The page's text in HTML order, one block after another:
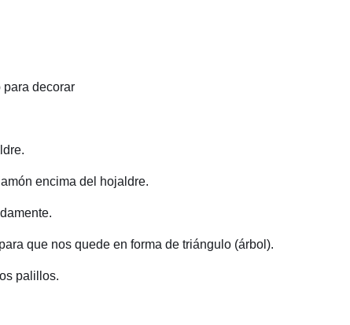
decorar
encima del hojaldre.
que nos quede en forma de triángulo (árbol).
palillos.